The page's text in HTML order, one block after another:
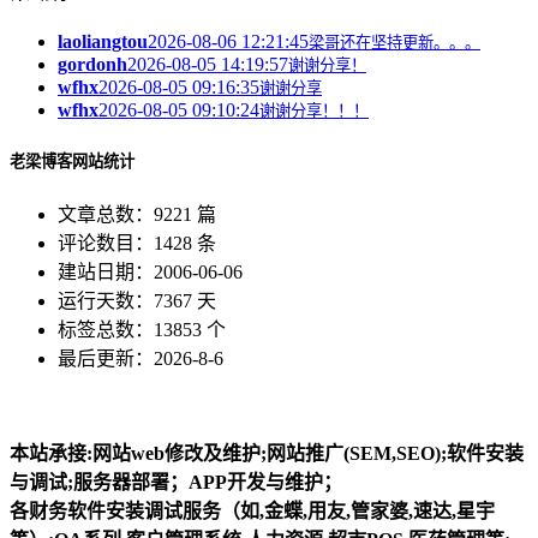
laoliangtou2026-08-06 12:21:45梁哥还在坚持更新。。。
gordonh2026-08-05 14:19:57谢谢分享！
wfhx2026-08-05 09:16:35谢谢分享
wfhx2026-08-05 09:10:24谢谢分享！！！
老梁博客网站统计
文章总数：9221 篇
评论数目：1428 条
建站日期：2006-06-06
运行天数：7367 天
标签总数：13853 个
最后更新：2026-8-6
本站承接:网站web修改及维护;网站推广(SEM,SEO);软件安装
与调试;服务器部署；APP开发与维护；
各财务软件安装调试服务（如,金蝶,用友,管家婆,速达,星宇